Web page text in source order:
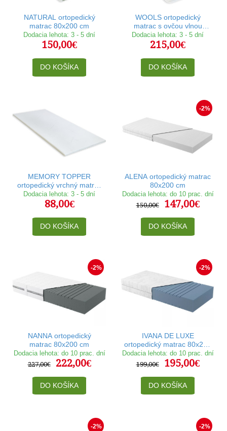
NATURAL ortopedický
matrac 80x200 cm
Dodacia lehota: 3 - 5 dní
150,00€
DO KOŠÍKA
WOOLS ortopedický
matrac s ovčou vlnou
80x200 cm
Dodacia lehota: 3 - 5 dní
215,00€
DO KOŠÍKA
MEMORY TOPPER
ortopedický vrchný matrac
80x200 cm
Dodacia lehota: 3 - 5 dní
88,00€
DO KOŠÍKA
-2%
ALENA ortopedický matrac
80x200 cm
Dodacia lehota: do 10 prac. dní
150,00€
147,00€
DO KOŠÍKA
-2%
NANNA ortopedický
matrac 80x200 cm
Dodacia lehota: do 10 prac. dní
227,00€
222,00€
DO KOŠÍKA
-2%
IVANA DE LUXE
ortopedický matrac 80x200
cm
Dodacia lehota: do 10 prac. dní
199,00€
195,00€
DO KOŠÍKA
-2% -2%